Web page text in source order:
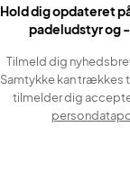
Hold dig opdateret
padeludstyr og
Tilmeld dig
Samtykke kan trækkes
tilmelder dig